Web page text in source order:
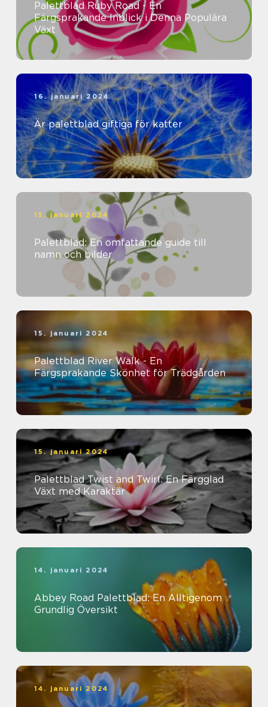
Palettblad Ruby Road - En
Färgsprakande Inblick i Denna Populära
Växt
16. januari 2024
Är palettblad giftiga för katter
15. januari 2024
Palettblad: En omfattande guide till
namn och bilder
15. januari 2024
Palettblad River Walk - En
Färgsprakande Skönhet för Trädgården
15. januari 2024
Palettblad Twist and Twirl: En Färgglad
Växt med Karaktär
14. januari 2024
Abbey Road Palettblad: En Alltigenom
Grundlig Översikt
14. januari 2024